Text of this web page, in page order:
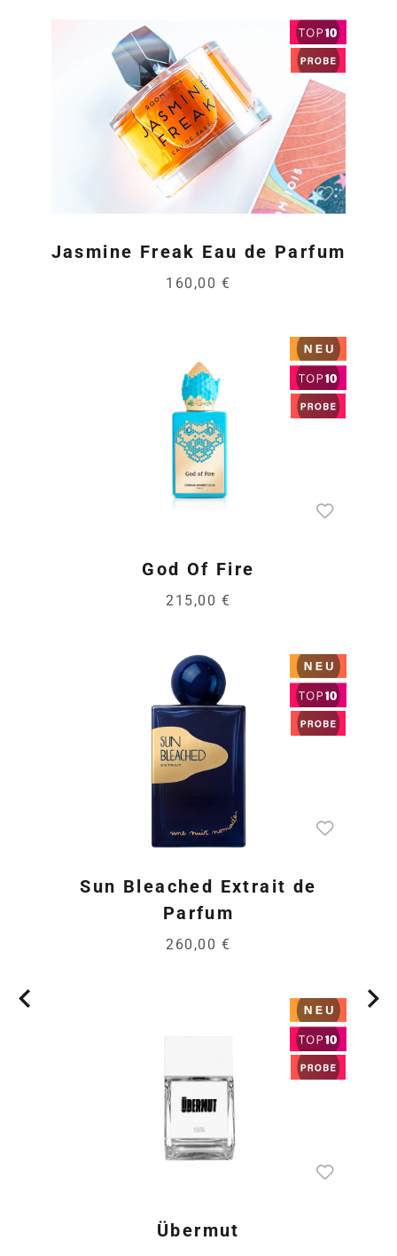
Jasmine Freak Eau de Parfum
160,00 €
God Of Fire
215,00 €
Sun Bleached Extrait de
Parfum
260,00 €
Übermut